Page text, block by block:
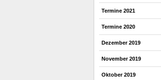
Termine 2021
Termine 2020
Dezember 2019
November 2019
Oktober 2019